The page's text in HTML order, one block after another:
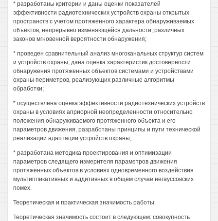
* разработаны критерии и даны оценки показателей
эффективности радиотехнических устройств охраны открытых
пространств с учетом протяженного характера обнаруживаемых
объектов, непрерывно изменяющейся дальности, различных
законов мгновенной вероятности обнаружения;
* проведен сравнительный анализ многоканальных структур систем
и устройств охраны, дана оценка характеристик достоверности
обнаружения протяженных объектов системами и устройствами
охраны периметров, реализующих различные алгоритмы
обработки;
* осуществлена оценка эффективности радиотехнических устройств
охраны в условиях априорной неопределенности относительно
положения обнаруживаемого протяженного объекта и его
параметров движения, разработаны принципы и пути технической
реализации адаптации устройств охраны;
* разработана методика проектирования и оптимизации
параметров следящего измерителя параметров движения
протяженных объектов в условиях одновременного воздействия
мультипликативных и аддитивных в общем случае негауссовских
помех.
Теоретическая и практическая значимость работы.
Теоретическая значимость состоит в следующем: совокупность